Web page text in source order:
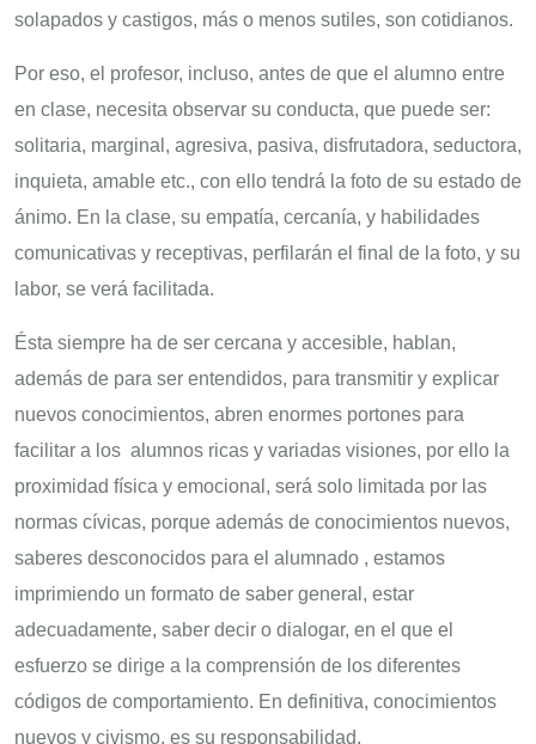
solapados y castigos, más o menos sutiles, son cotidianos.
Por eso, el profesor, incluso, antes de que el alumno entre
en clase, necesita observar su conducta, que puede ser:
solitaria, marginal, agresiva, pasiva, disfrutadora, seductora,
inquieta, amable etc., con ello tendrá la foto de su estado de
ánimo. En la clase, su empatía, cercanía, y habilidades
comunicativas y receptivas, perfilarán el final de la foto, y su
labor, se verá facilitada.
Ésta siempre ha de ser cercana y accesible, hablan,
además de para ser entendidos, para transmitir y explicar
nuevos conocimientos, abren enormes portones para
facilitar a los alumnos ricas y variadas visiones, por ello la
proximidad física y emocional, será solo limitada por las
normas cívicas, porque además de conocimientos nuevos,
saberes desconocidos para el alumnado , estamos
imprimiendo un formato de saber general, estar
adecuadamente, saber decir o dialogar, en el que el
esfuerzo se dirige a la comprensión de los diferentes
códigos de comportamiento. En definitiva, conocimientos
nuevos y civismo, es su responsabilidad.